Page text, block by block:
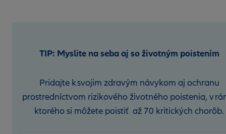
TIP: Myslite na seba aj so životným poistením
Pridajte k svojim zdravým návykom aj ochranu
prostredníctvom rizikového životného poistenia, v
ktorého si môžete poistiť až 70 kritických chorôb.